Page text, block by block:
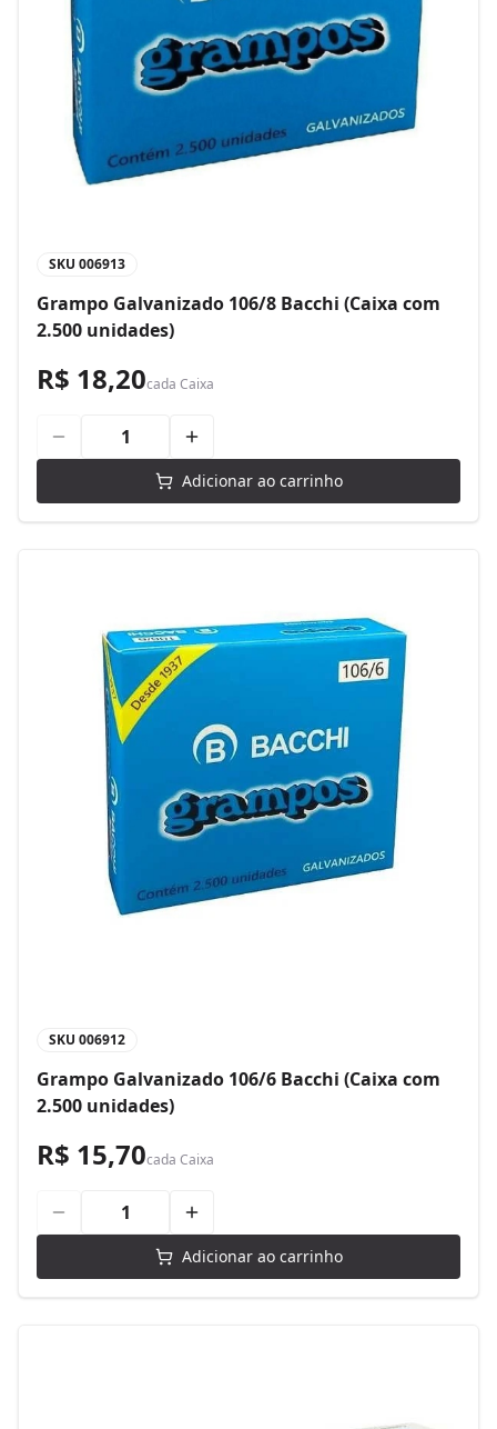
SKU 006913
Grampo Galvanizado 106/8 Bacchi (Caixa com
2.500 unidades)
R$ 18,20cada Caixa
Adicionar ao carrinho
SKU 006912
Grampo Galvanizado 106/6 Bacchi (Caixa com
2.500 unidades)
R$ 15,70cada Caixa
Adicionar ao carrinho